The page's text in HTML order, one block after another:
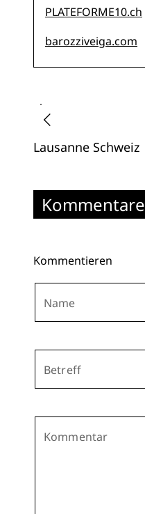
PLATEFORME10.ch
barozziveiga.com
Lausanne Schweiz
Kommentare
Kommentieren
Name
Betreff
Kommentar